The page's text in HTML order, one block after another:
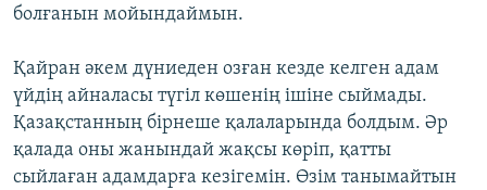
болғанын мойындаймын.
Қайран әкем дүниеден озған кезде келген адам
үйдің айналасы түгіл көшенің ішіне сыймады.
Қазақстанның бірнеше қалаларында болдым. Әр
қалада оны жанындай жақсы көріп, қатты
сыйлаған адамдарға кезігемін. Өзім танымайтын